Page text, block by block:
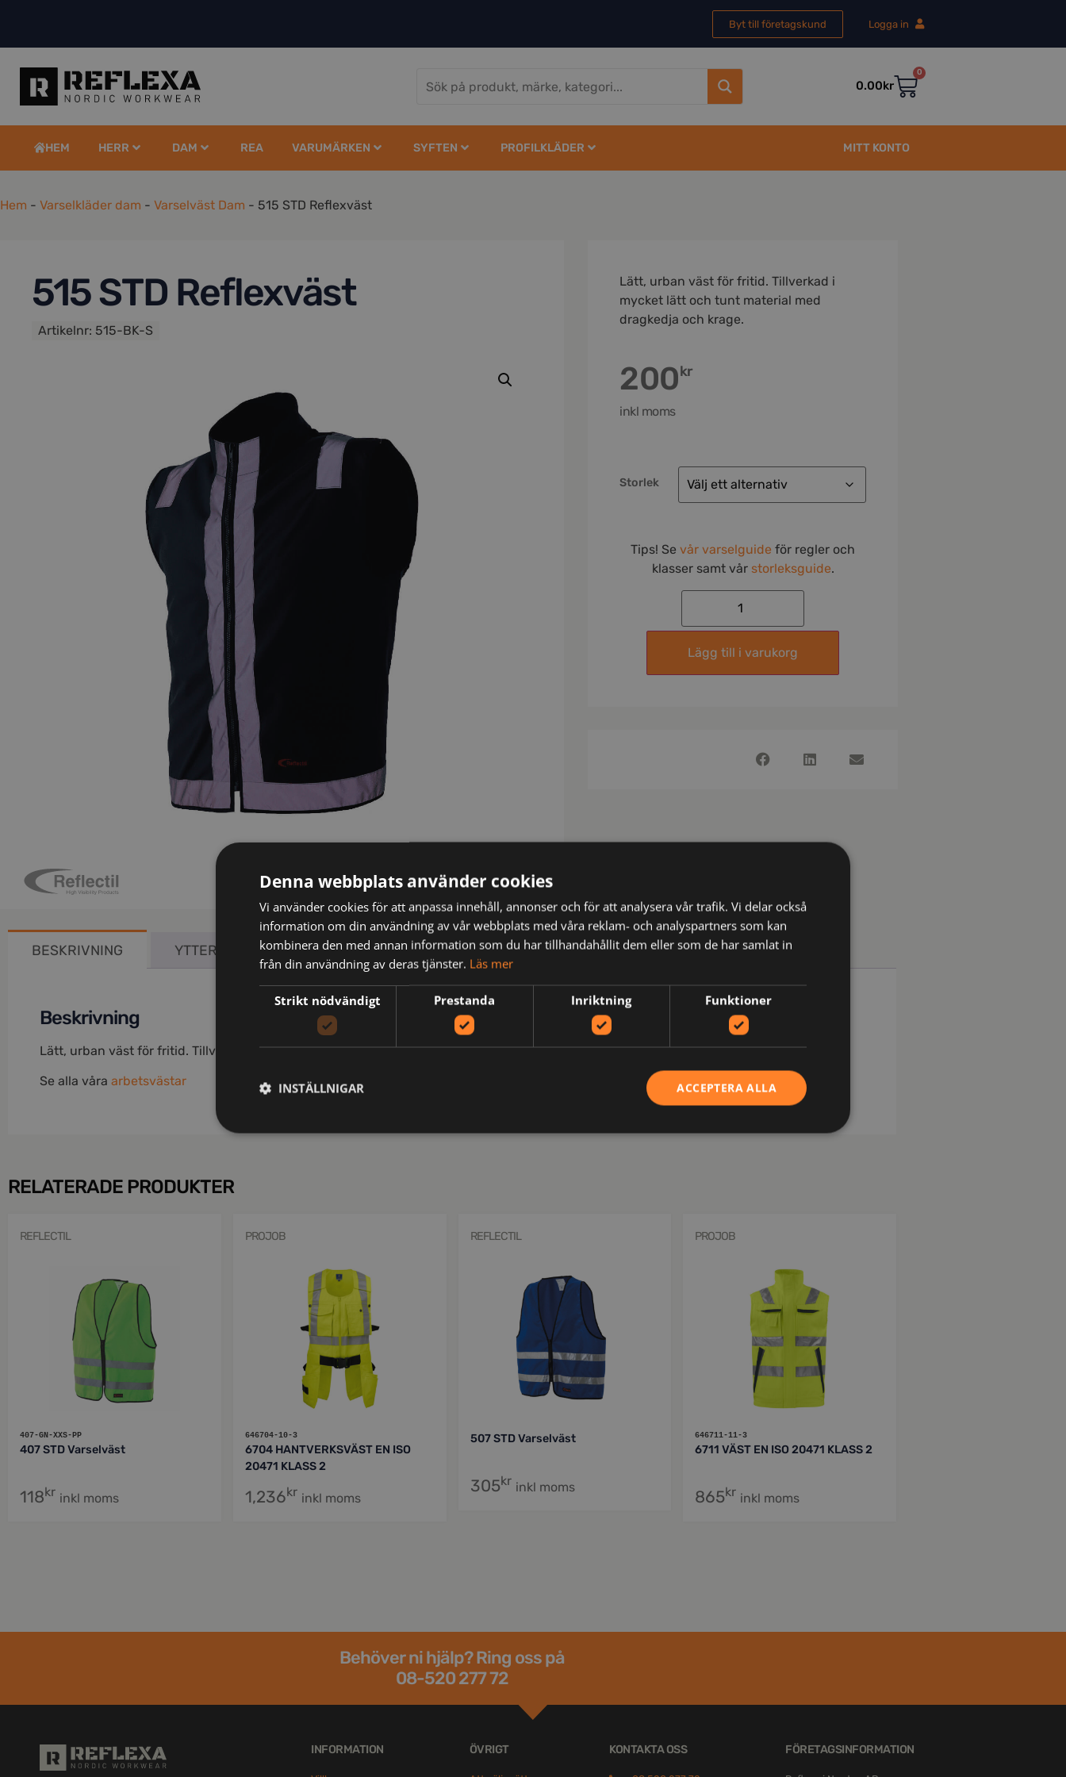
Byt till företagskund Logga in
0.00kr
0
HEM HERR DAM REA VARUMÄRKEN SYFTEN PROFILKLÄDER MITT KONTO
Hem - Varselkläder dam - Varselväst Dam - 515 STD Reflexväst
515 STD Reflexväst
Artikelnr: 515-BK-S
Lätt, urban väst för fritid. Tillverkad i
mycket lätt och tunt material med
dragkedja och krage.
200kr
inkl moms
Storlek
Tips! Sevår varselguide för regler och
klasser samt vår storleksguide.
Lägg till i varukorg
BESKRIVNING YTTERLIGARE INFORMATION
Beskrivning
Lätt, urban väst för fritid. Tillverkad i mycket lätt och tunt material med dragkedja och krage.
Se alla våra arbetsvästar
RELATERADE PRODUKTER
REFLECTIL
407-GN-XXS-PP
407 STD Varselväst
118kr inkl moms
PROJOB
646704-10-3
6704 HANTVERKSVÄST EN ISO
20471 KLASS 2
1,236kr inkl moms
REFLECTIL
507 STD Varselväst
305kr inkl moms
PROJOB
646711-11-3
6711 VÄST EN ISO 20471 KLASS 2
865kr inkl moms
Behöver ni hjälp? Ring oss på
08-520 277 72
INFORMATION ÖVRIGT KONTAKTA OSS FÖRETAGSINFORMATION
Denna webbplats använder cookies
Vi använder cookies för att anpassa innehåll, annonser och för att analysera vår trafik. Vi delar också
information om din användning av vår webbplats med våra reklam- och analyspartners som kan
kombinera den med annan information som du har tillhandahållit dem eller som de har samlat in
från din användning av deras tjänster. Läs mer
Strikt nödvändigt Prestanda Inriktning Funktioner
ACCEPTERA ALLA
INSTÄLLNIGAR